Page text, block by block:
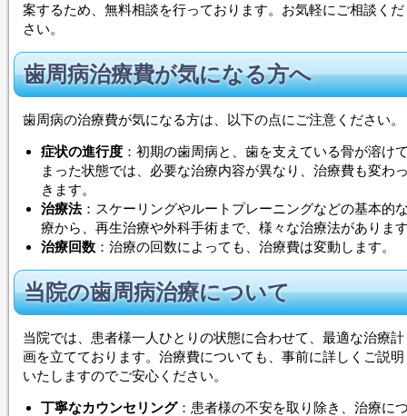
案するため、無料相談を行っております。お気軽にご相談くだ
さい。
歯周病治療費が気になる方へ
歯周病の治療費が気になる方は、以下の点にご注意ください。
症状の進行度：初期の歯周病と、歯を支えている骨が溶け
まった状態では、必要な治療内容が異なり、治療費も変わ
きます。
治療法：スケーリングやルートプレーニングなどの基本的
療から、再生治療や外科手術まで、様々な治療法がありま
治療回数：治療の回数によっても、治療費は変動します。
当院の歯周病治療について
当院では、患者様一人ひとりの状態に合わせて、最適な治療計
画を立てております。治療費についても、事前に詳しくご説明
いたしますのでご安心ください。
丁寧なカウンセリング：患者様の不安を取り除き、治療に